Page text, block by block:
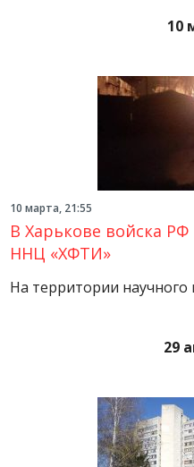
10
10 марта, 21:55
В Харькове войска
ННЦ «ХФТИ»
На территории научного
29